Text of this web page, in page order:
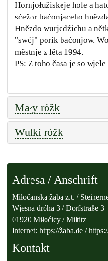
Hornjołužiskeje hole a
sćežor baćonjaceho
Hnězdo wurjedźichu a
"swój" porik baćonjow.
městnje z lěta 1994.
PS: Z toho časa je so
Mały róžk
Wulki róžk
Adresa / Anschrift
Miłočanska žaba z.t. /
Wjesna dróha 3 / Dorfstraße 3
01920 Miłoćicy / Miltitz
Internet: https://žaba.de /
Kontakt